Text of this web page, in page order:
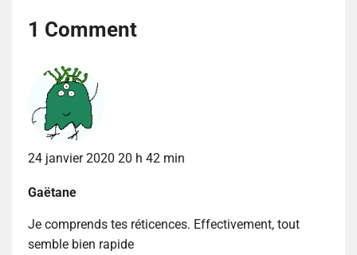
1 Comment
24 janvier 2020 20 h 42 min
Gaëtane
Je comprends tes réticences. Effectivement, tout
semble bien rapide